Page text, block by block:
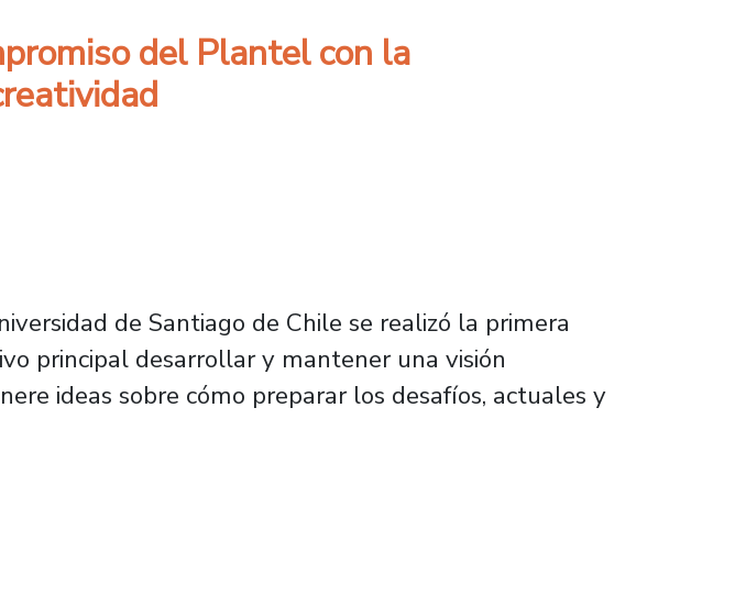
del Plantel con la
de Santiago de Chile se realizó la primera
principal desarrollar y mantener una visión
ideas sobre cómo preparar los desafíos, actuales y
del Plantel con la democratización del conocimiento y la